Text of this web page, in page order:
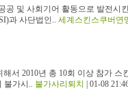
공 및 사회기어 활동으로 발전시킨
과 사단법인.. 세계스킨스쿠버연
서 2010년 총 10회 이상 참가 스
불가시.. 불가사리퇴치 | 01-08